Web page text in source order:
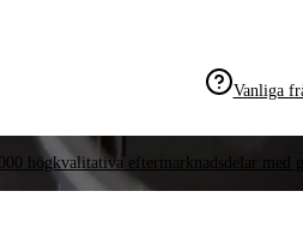
Vanliga
högkvalitativa eftermarknadsdelar